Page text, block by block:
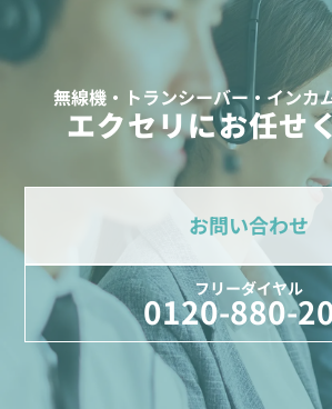
無線機・トランシーバー・インカ
エクセリにお任せ
お問い合わせ
フリーダイヤル
0120-880-